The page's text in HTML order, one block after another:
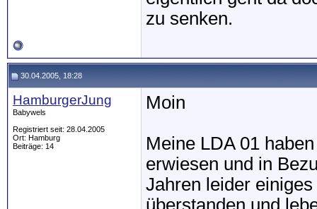
zu senken.
30.04.2005, 18:28
HamburgerJung
Babywels
Registriert seit: 28.04.2005
Ort: Hamburg
Beiträge: 14
Moin
Meine LDA 01
erwiesen und in
Jahren leider
überstanden und